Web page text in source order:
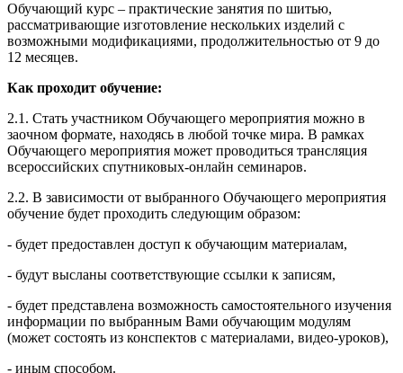
Обучающий курс – практические занятия по шитью,
рассматривающие изготовление нескольких изделий с
возможными модификациями, продолжительностью от 9 до
12 месяцев.
Как проходит обучение:
2.1. Стать участником Обучающего мероприятия можно в
заочном формате, находясь в любой точке мира. В рамках
Обучающего мероприятия может проводиться трансляция
всероссийских спутниковых-онлайн семинаров.
2.2. В зависимости от выбранного Обучающего мероприятия
обучение будет проходить следующим образом:
- будет предоставлен доступ к обучающим материалам,
- будут высланы соответствующие ссылки к записям,
- будет представлена возможность самостоятельного изучения
информации по выбранным Вами обучающим модулям
(может состоять из конспектов с материалами, видео-уроков),
- иным способом.